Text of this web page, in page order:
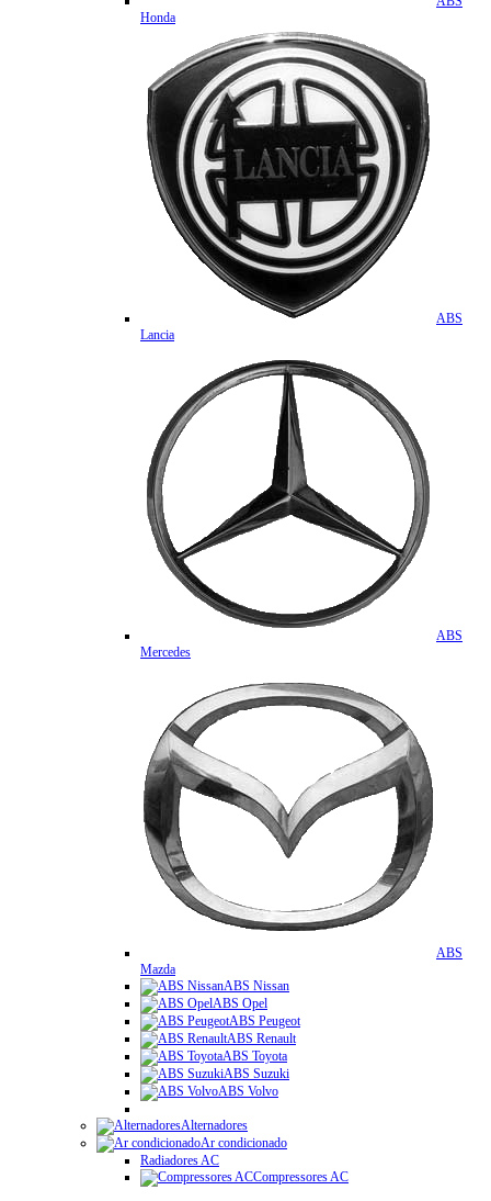
Honda
ABS
Lancia
ABS
Mercedes
ABS
Mazda
ABS Nissan
ABS Opel
ABS Peugeot
ABS Renault
ABS Toyota
ABS Suzuki
ABS Volvo
Alternadores
Ar condicionado
Radiadores AC
Compressores AC